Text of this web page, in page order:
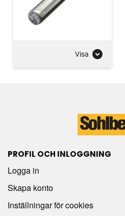
Visa
PROFIL OCH INLOGGNING
Logga in
Skapa konto
Inställningar för cookies